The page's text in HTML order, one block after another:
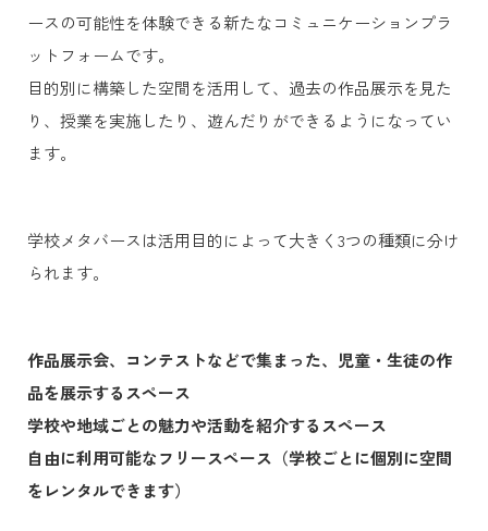
ースの可能性を体験できる新たなコミュニケーションプラ
ットフォームです。
目的別に構築した空間を活用して、過去の作品展示を見た
り、授業を実施したり、遊んだりができるようになってい
ます。
学校メタバースは活用目的によって大きく3つの種類に分け
られます。
作品展示会、コンテストなどで集まった、児童・生徒の作
品を展示するスペース
学校や地域ごとの魅力や活動を紹介するスペース
自由に利用可能なフリースペース（学校ごとに個別に空間
をレンタルできます）